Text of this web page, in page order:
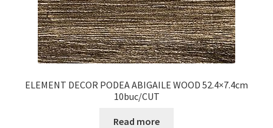
ELEMENT DECOR PODEA ABIGAILE WOOD 52.4×7.4cm
10buc/CUT
Read more